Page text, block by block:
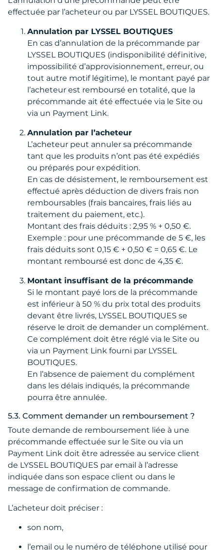
effectuée par l’acheteur ou par LYSSEL BOUTIQUES.
Annulation par LYSSEL BOUTIQUES
En cas d’annulation de la précommande par
LYSSEL BOUTIQUES (indisponibilité définitive,
impossibilité d’approvisionnement, erreur, ou
tout autre motif légitime), le montant payé par
l’acheteur est remboursé en totalité, que la
précommande ait été effectuée via le Site ou
via un Payment Link.
Annulation par l’acheteur
L’acheteur peut annuler sa précommande
tant que les produits n’ont pas été expédiés
ou préparés pour expédition.
En cas de désistement, le remboursement est
effectué après déduction de divers frais non
remboursables (frais bancaires, frais liés au
traitement du paiement, etc.).
Montant des frais déduits : 2,95 % + 0,50 €.
Exemple : pour une précommande de 5 €, les
frais déduits sont 0,15 € + 0,50 € = 0,65 €. Le
montant remboursé est donc de 4,35 €.
Montant insuffisant de la précommande
Si le montant payé lors de la précommande
est inférieur à 50 % du prix total des produits
devant être livrés, LYSSEL BOUTIQUES se
réserve le droit de demander un complément.
Ce complément doit être réglé via le Site ou
via un Payment Link fourni par LYSSEL
BOUTIQUES.
En l’absence de paiement du complément
dans les délais indiqués, la précommande
pourra être annulée.
5.3. Comment demander un remboursement ?
Toute demande de remboursement liée à une
précommande effectuée sur le Site ou via un
Payment Link doit être adressée au service client
de LYSSEL BOUTIQUES par email à l’adresse
indiquée dans son espace client ou dans le
message de confirmation de commande.
L’acheteur doit préciser :
son nom,
l’email ou le numéro de téléphone utilisé pour